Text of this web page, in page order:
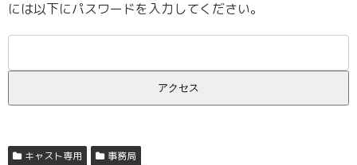
には以下にパスワードを入力してください。
キャスト専用 事務局